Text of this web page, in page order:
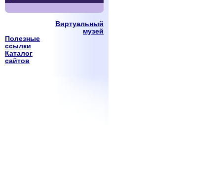
Виртуальный
музей
Полезные
ссылки
Каталог
сайтов